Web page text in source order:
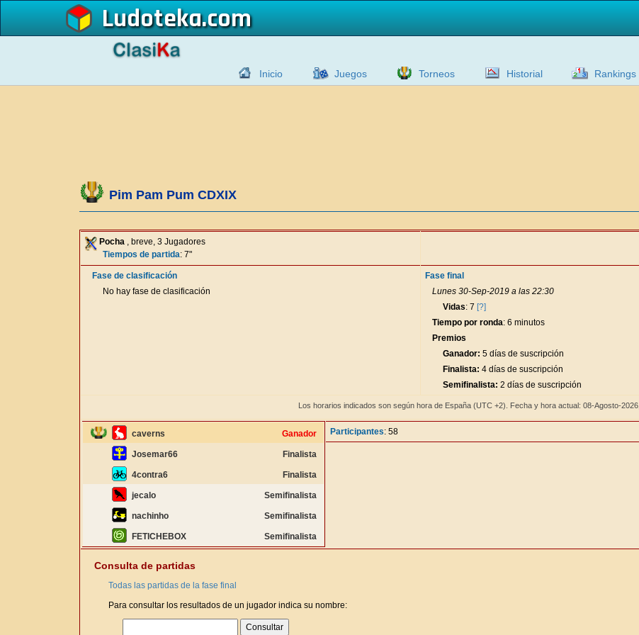
Ludoteka
Inicio Juegos Torneos Historial Rankings
Pim Pam Pum CDXIX
Pocha , breve, 3 Jugadores
Tiempos de partida: 7"
Fase de clasificación
No hay fase de clasificación
Fase final
Lunes 30-Sep-2019 a las 22:30
Vidas: 7 [?]
Tiempo por ronda: 6 minutos
Premios
Ganador: 5 días de suscripción
Finalista: 4 días de suscripción
Semifinalista: 2 días de suscripción
Los horarios indicados son según hora de España (UTC +2). Fecha y hora actual: 08-Agosto-2026,
caverns Ganador
Josemar66 Finalista
4contra6 Finalista
jecalo Semifinalista
nachinho Semifinalista
FETICHEBOX Semifinalista
Participantes: 58
Consulta de partidas
Todas las partidas de la fase final
Para consultar los resultados de un jugador indica su nombre: